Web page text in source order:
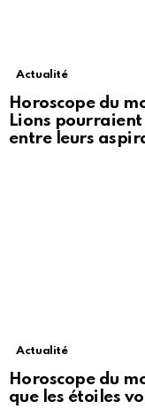
Actualité
Horoscope du
Lions
entre leurs
Actualité
Horoscope du
que les étoiles